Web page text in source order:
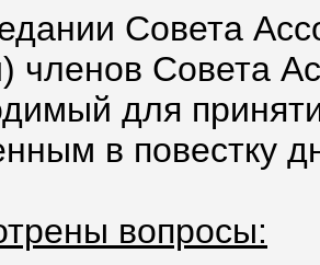
Совета
членов Совета
для
в повестку
вопросы: